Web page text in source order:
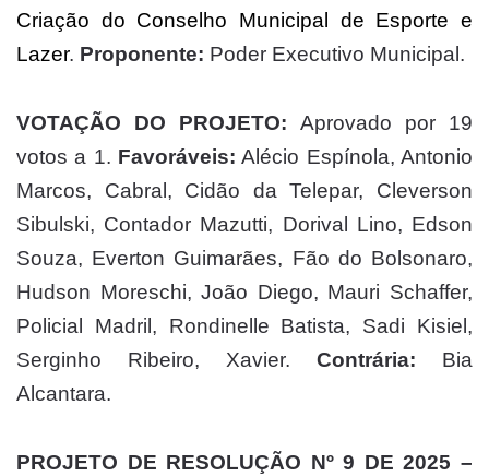
Criação do Conselho Municipal de Esporte e
Lazer. Proponente: Poder Executivo Municipal.
VOTAÇÃO DO PROJETO: Aprovado por 19
votos a 1. Favoráveis: Alécio Espínola, Antonio
Marcos, Cabral, Cidão da Telepar, Cleverson
Sibulski, Contador Mazutti, Dorival Lino, Edson
Souza, Everton Guimarães, Fão do Bolsonaro,
Hudson Moreschi, João Diego, Mauri Schaffer,
Policial Madril, Rondinelle Batista, Sadi Kisiel,
Serginho Ribeiro, Xavier. Contrária: Bia
Alcantara.
PROJETO DE RESOLUÇÃO Nº 9 DE 2025 –